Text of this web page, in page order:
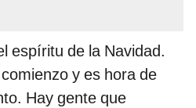
espíritu de la Navidad.
y es hora de
Hay gente que